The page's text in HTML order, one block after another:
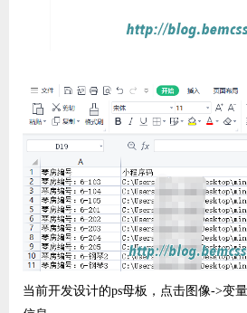
当前开发设计的ps母板，点击图像->变